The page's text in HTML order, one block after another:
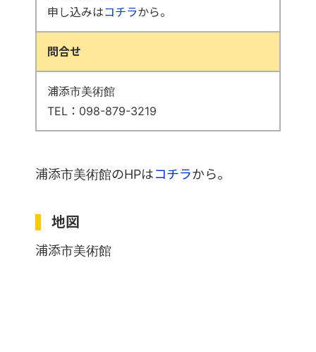
申し込みはコチラから。
問合せ
浦添市美術館
TEL：098-879-3219
浦添市美術館のHPはコチラから。
地図
浦添市美術館